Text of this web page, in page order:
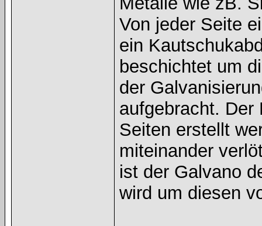
Von jeder Seite
ein
beschichtet um
der
aufgebracht. Der
Seiten erstellt
miteinander
ist der Galvano
wird um diesen